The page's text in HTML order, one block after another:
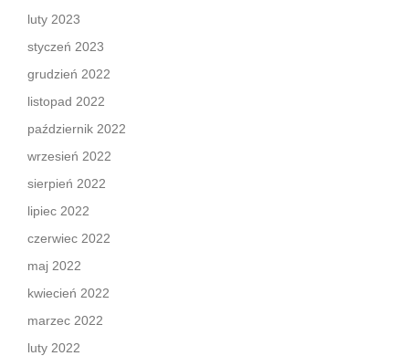
luty 2023
styczeń 2023
grudzień 2022
listopad 2022
październik 2022
wrzesień 2022
sierpień 2022
lipiec 2022
czerwiec 2022
maj 2022
kwiecień 2022
marzec 2022
luty 2022